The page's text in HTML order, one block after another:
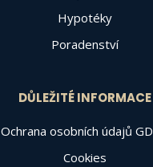
Hypotéky
Poradenství
DŮLEŽITÉ INFORMACE
Ochrana osobních údajů
Cookies